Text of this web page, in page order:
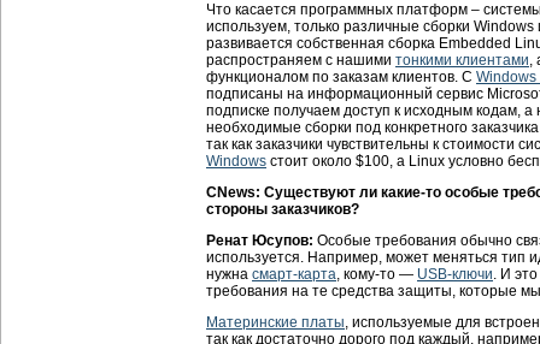
Что касается программных платформ –
используем, только различные сборки Windows
развивается собственная сборка Embedded
распространяем с нашими тонкими клиентами,
функционалом по заказам клиентов. С
подписаны на информационный сервис
подписке получаем доступ к исходным кодам,
необходимые сборки под конкретного
так как заказчики чувствительны к стоимости
Windows стоит около $100, а Linux условно
CNews: Существуют ли какие-то особые
стороны заказчиков?
Ренат Юсупов: Особые требования обычно
используется. Например, может меняться тип
нужна смарт-карта, кому-то — USB-ключи. И
требования на те средства защиты, которые
Материнские платы, используемые для
так как достаточно дорого под каждый,